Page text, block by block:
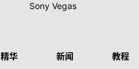
Sony Vegas
精华 新闻 教程